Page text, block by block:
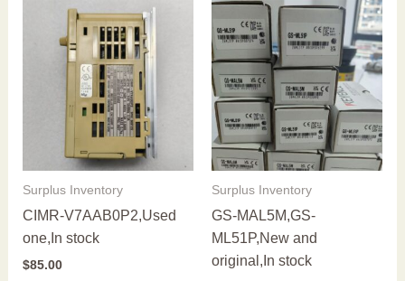
Surplus Inventory
CIMR-V7AAB0P2,Used
one,In stock
$85.00
Surplus Inventory
GS-MAL5M,GS-
ML51P,New and
original,In stock